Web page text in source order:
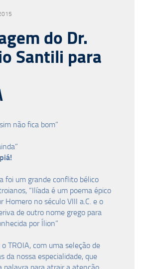
do Dr.
Santili para
não fica bom”
foi um grande conflito bélico
“Ilíada é um poema épico
Homero no século VIII a.C. e o
de outro nome grego para
por Ílion”
TROIA, com uma seleção de
da nossa especialidade, que
palavra para atrair a atenção.